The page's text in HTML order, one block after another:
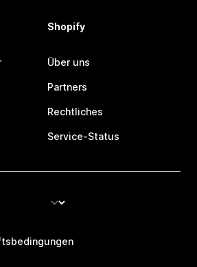
Shopify
Über uns
Partners
Rechtliches
Service-Status